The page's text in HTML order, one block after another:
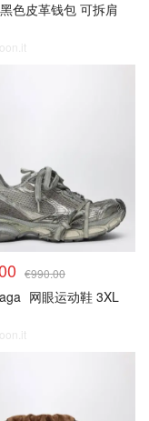
黑色皮革钱包 可拆肩
€990.00
网眼运动鞋 3XL